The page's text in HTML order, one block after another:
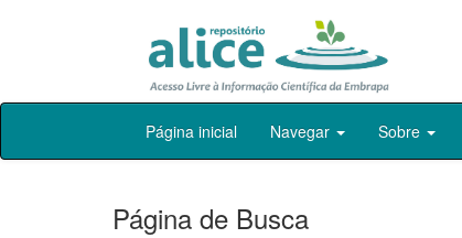
Skip
Página inicial Navegar Sobre
Página de Busca